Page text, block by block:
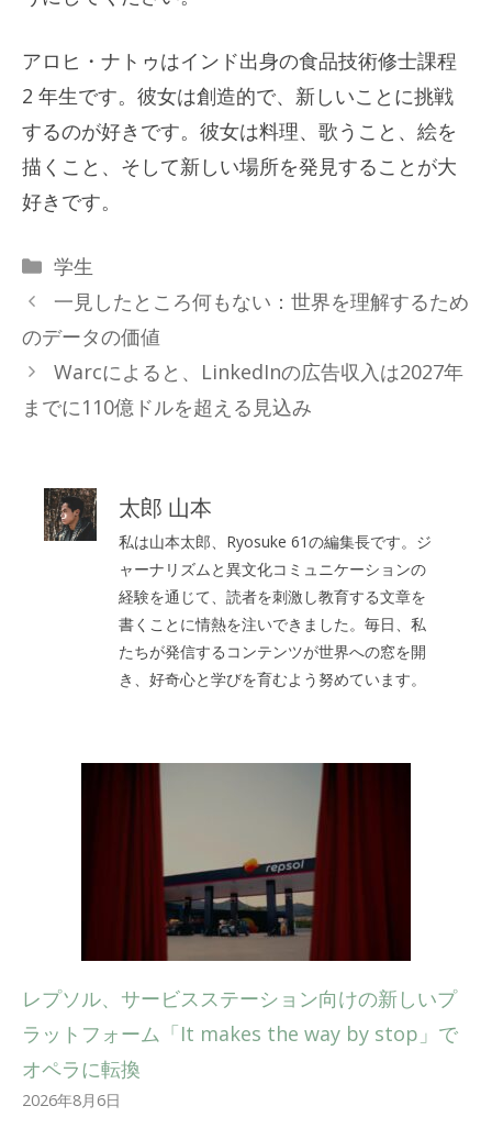
アロヒ・ナトゥはインド出身の食品技術修士課程
2 年生です。彼女は創造的で、新しいことに挑戦
するのが好きです。彼女は料理、歌うこと、絵を
描くこと、そして新しい場所を発見することが大
好きです。
カ
ー
学生
一見したところ何もない：世界を理解するため
のデータの価値
Warcによると、LinkedInの広告収入は2027年
までに110億ドルを超える見込み
太郎 山本
私は山本太郎、Ryosuke 61の編集長です。ジ
ャーナリズムと異文化コミュニケーションの
経験を通じて、読者を刺激し教育する文章を
書くことに情熱を注いできました。毎日、私
たちが発信するコンテンツが世界への窓を開
き、好奇心と学びを育むよう努めています。
レプソル、サービスステーション向けの新しいプ
ラットフォーム「It makes the way by stop」で
オペラに転換
2026年8月6日